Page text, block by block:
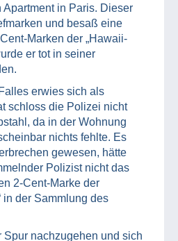
in Paris. Dieser
und besaß eine
Marken der „Hawaii-
er tot in seiner
erwies sich als
schloss die Polizei nicht
da in der Wohnung
nichts fehlte. Es
gewesen, hätte
Polizist nicht das
2-Cent-Marke der
in der Sammlung des
Spur nachzugehen und sich